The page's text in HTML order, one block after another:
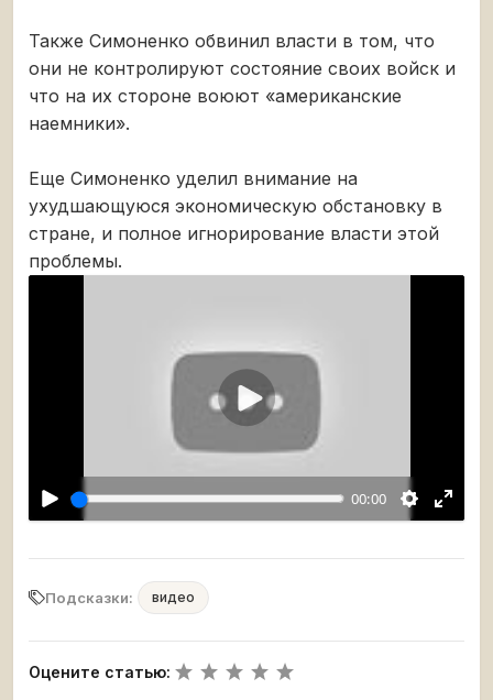
Также Симоненко обвинил власти в том, что
они не контролируют состояние своих войск и
что на их стороне воюют «американские
наемники».
Еще Симоненко уделил внимание на
ухудшающуюся экономическую обстановку в
стране, и полное игнорирование власти этой
проблемы.
00:00
Воспроизвести
Подсказки: видео
Оцените статью: